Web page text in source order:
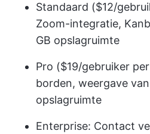
Standaard ($12/
Zoom-integratie,
GB opslagruimte
Pro ($19/gebruiker
borden, weergave
opslagruimte
Enterprise: Contact